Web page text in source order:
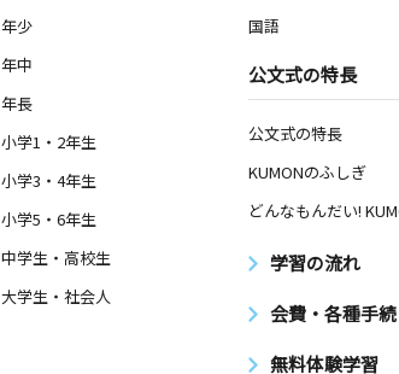
年少
年中
年長
小学1・2年生
小学3・4年生
小学5・6年生
中学生・高校生
大学生・社会人
国語
公文式の特長
公文式の特長
KUMONのふしぎ
どんなもんだい!
学習の流れ
会費・各種手
無料体験学習